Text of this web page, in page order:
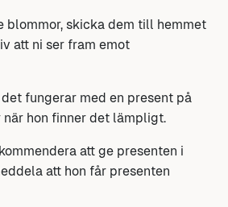
blommor, skicka dem till hemmet
att ni ser fram emot
fungerar med en present på
när hon finner det lämpligt.
att ge presenten i
att hon får presenten